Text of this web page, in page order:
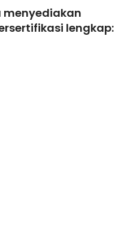
menyediakan
lengkap: